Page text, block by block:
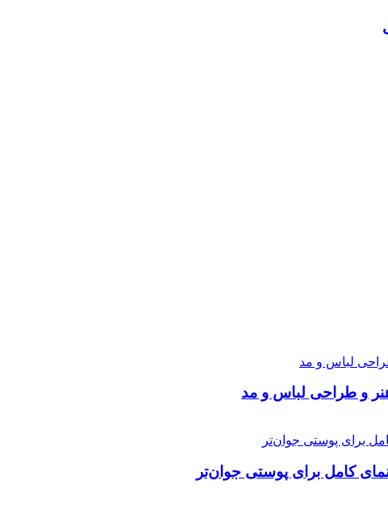
و طراحی لباس و مد
کامل برای پوستی جوان‌تر